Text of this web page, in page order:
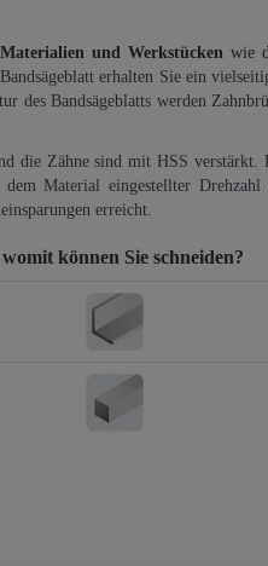
und Werkstücken wie
erhalten Sie ein
des Bandsägeblatts werden
die Zähne sind mit HSS verstärkt.
Material eingestellter
erreicht.
womit können Sie schneiden?